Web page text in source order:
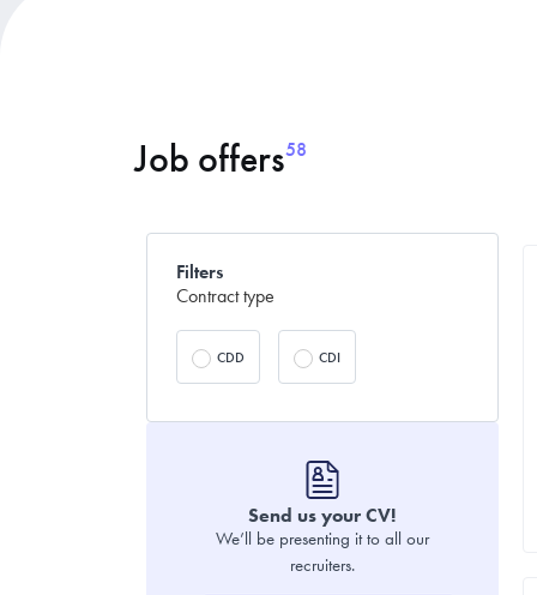
Job offers58
Filters
Contract type
CDD CDI
Send us your CV!
We’ll be presenting it to all our
recruiters.